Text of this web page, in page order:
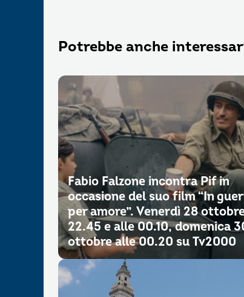
Potrebbe anche
Fabio Falzone incontra Pif in
occasione del suo film “In
per amore”. Venerdì 28
22.45 e alle 00.10, domenica
ottobre alle 00.20 su Tv2000